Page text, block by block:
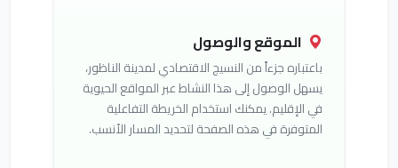
الموقع والوصول
باعتباره جزءاً من النسيج الاقتصادي لمدينة الناظور،
يسهل الوصول إلى هذا النشاط عبر المواقع الحيوية
في الإقليم. يمكنك استخدام الخريطة التفاعلية
المتوفرة في هذه الصفحة لتحديد المسار الأنسب.